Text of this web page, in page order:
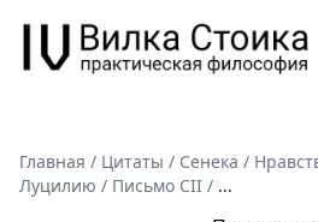
Главная / Цитаты / Сенека /
Луцилию / Письмо CII / ...